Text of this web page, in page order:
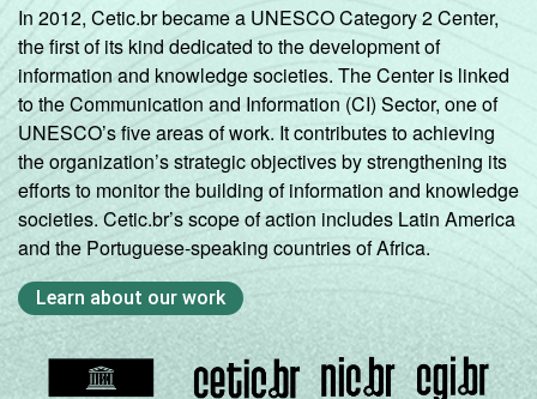
múltiplas referentes aos últimos doze
meses.
Fonte: NIC.br - Ago/Nov 2006.
In 2012, Cetic.br became a UNESCO Category 2 Center,
the first of its kind dedicated to the development of
information and knowledge societies. The Center is linked
to the Communication and Information (CI) Sector, one of
UNESCO’s five areas of work. It contributes to achieving
the organization’s strategic objectives by strengthening its
efforts to monitor the building of information and knowledge
societies. Cetic.br’s scope of action includes Latin America
and the Portuguese-speaking countries of Africa.
Learn about our work